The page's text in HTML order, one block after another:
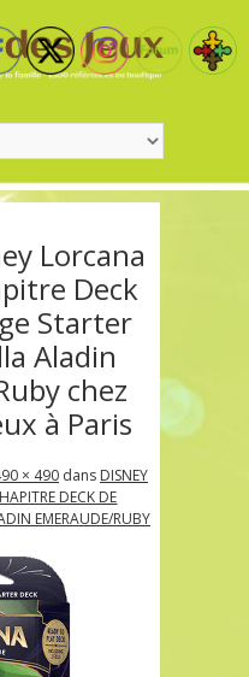
Lorcana
Deck
Starter
Aladin
chez
à Paris
× 490dans DISNEY
DECK DE
EMERAUDE/RUBY